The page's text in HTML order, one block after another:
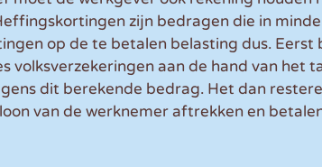
zijn bedragen die in
op de te betalen belasting dus. Eerst
volksverzekeringen aan de hand van het
dit berekende bedrag. Het dan
van de werknemer aftrekken en